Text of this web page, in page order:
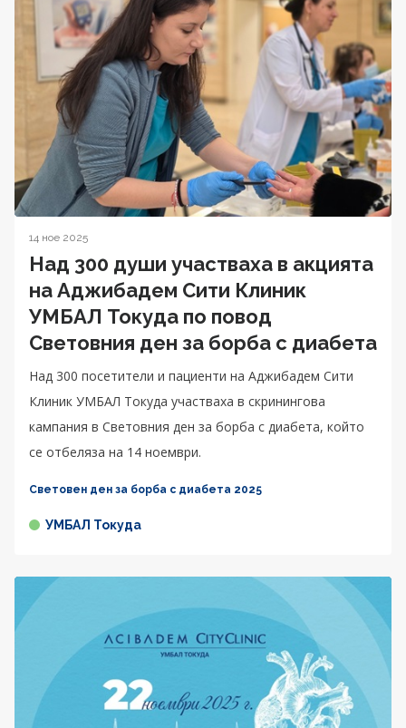
14 ное 2025
Над 300 души участваха в акцията
на Аджибадем Сити Клиник
УМБАЛ Токуда по повод
Световния ден за борба с диабета
Над 300 посетители и пациенти на Аджибадем Сити
Клиник УМБАЛ Токуда участваха в скринингова
кампания в Световния ден за борба с диабета, който
се отбеляза на 14 ноември.
Световен ден за борба с диабета 2025
УМБАЛ Токуда